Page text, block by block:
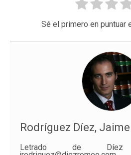
Sé el primero en puntuar
Rodríguez Díez, Jaime
Letrado de